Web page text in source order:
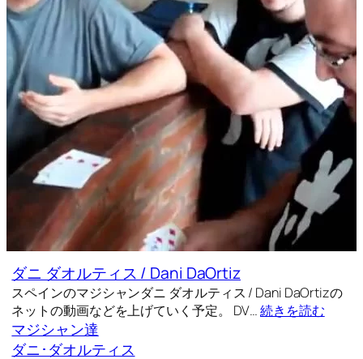
ダニ ダオルティス / Dani DaOrtiz
スペインのマジシャンダニ ダオルティス / Dani DaOrtizの
ネットの動画などを上げていく予定。 DV…続きを読む
マジシャン達
ダニ･ダオルティス